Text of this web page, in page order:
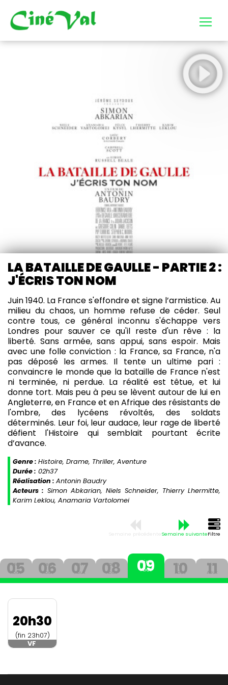
LA BATAILLE DE GAULLE - PARTIE 2 :
J'ÉCRIS TON NOM
Juin 1940. La France s'effondre et signe l’armistice. Au
milieu du chaos, un homme refuse de céder. Seul
contre tous, ce général inconnu s'échappe vers
Londres pour sauver ce qu'il reste d'un rêve : la
liberté. Sans armée, sans appui, sans espoir. Mais
avec une folle conviction : la France, sa France, n'a
pas déposé les armes. Il tente un ultime pari :
convaincre le monde que la bataille de France n'est
ni terminée, ni perdue. La réalité est têtue, et lui
donne tort. Mais peu à peu se lèvent autour de lui en
Angleterre, en France et en Afrique des résistants de
l'ombre, des lycéens révoltés, des soldats
déterminés. Leur foi, leur audace, leur rage de liberté
défient l'Histoire qui semblait pourtant écrite
d’avance.
Genre : Histoire, Drame, Thriller, Aventure
Durée : 02h37
Réalisation : Antonin Baudry
Acteurs : Simon Abkarian, Niels Schneider, Thierry Lhermitte,
Karim Leklou, Anamaria Vartolomei
Semaine précédente Semaine suivanteFiltre
Mer
05
Aout
Jeu
06
Aout
Ven
07
Aout
Sam
08
Aout
Dim
09
Aout
Lun
10
Aout
Mar
11
Aout
20h30
(fin 23h07)
VF